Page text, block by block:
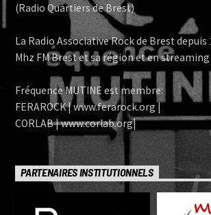
(Radio Quartiers de Brest)
La Radio Associative Rock de Brest depuis
Mhz FM Brest et sa région et en
Fréquence MUTINE est membre:
FERAROCK | www.ferarock.org |
CORLAB | www.corlab.org|
PARTENAIRES INSTITUTIONNELS